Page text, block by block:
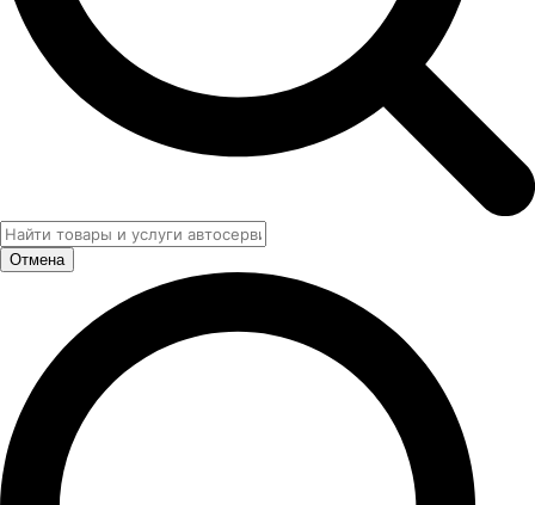
Отмена